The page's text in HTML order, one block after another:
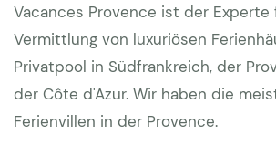
Vacances Provence ist der Experte
Vermittlung von luxuriösen
Privatpool in Südfrankreich, der
der Côte d'Azur. Wir haben die
Ferienvillen in der Provence.